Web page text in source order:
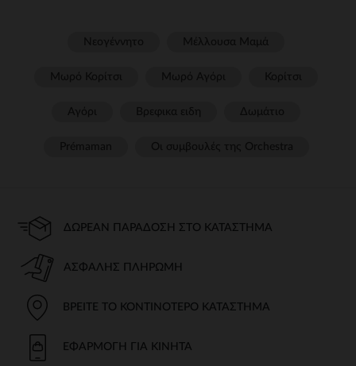
ΔΩΡΕΆΝ ΠΑΡΆΔΟΣΗ ΣΤΟ ΚΑΤΆΣΤΗΜΑ
ΑΣΦΑΛΉΣ ΠΛΗΡΩΜΉ
ΒΡΕΊΤΕ ΤΟ ΚΟΝΤΙΝΌΤΕΡΟ ΚΑΤΆΣΤΗΜΑ
ΕΦΑΡΜΟΓΉ ΓΙΑ ΚΙΝΗΤΆ